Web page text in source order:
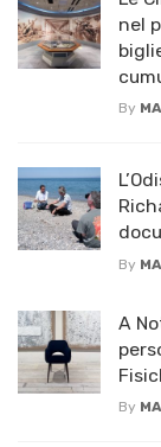
nel
By
By
A
By